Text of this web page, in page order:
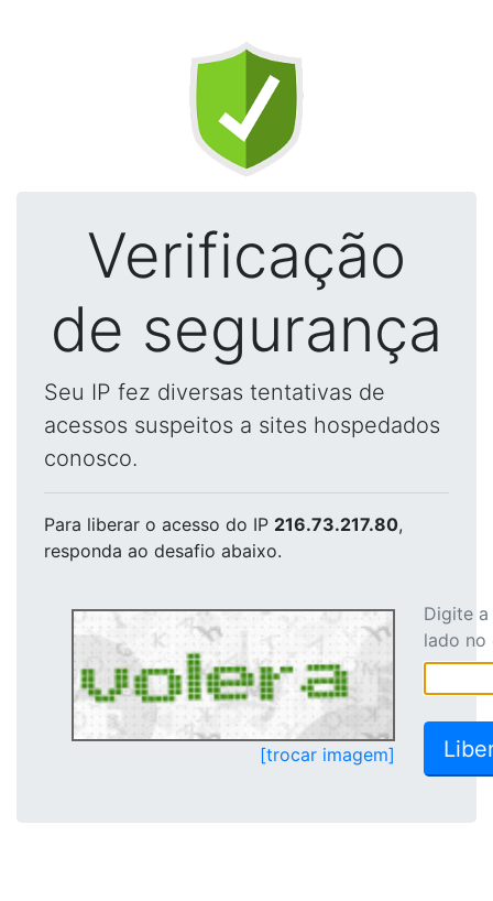
Verificação
de segurança
Seu IP fez diversas tentativas de
acessos suspeitos a sites hospedados
conosco.
Para liberar o acesso do IP 216.73.217.80,
responda ao desafio abaixo.
[trocar imagem]
Digite
lado no